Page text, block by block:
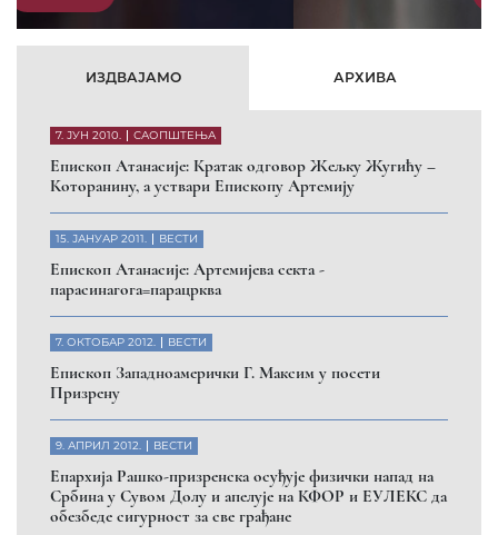
ИЗДВАЈАМО АРХИВА
7. ЈУН 2010. САОПШТЕЊА
Eпископ Атанасије: Кратак одговор Жељку Жугићу –
Которанину, а уствари Епископу Артемију
15. ЈАНУАР 2011. ВЕСТИ
Eпископ Атанасије: Артемијева секта -
парасинагога=парацрква
7. ОКТОБАР 2012. ВЕСТИ
Eпископ Западноамерички Г. Максим у посети
Призрену
9. АПРИЛ 2012. ВЕСТИ
Eпархија Рашко-призренска осуђује физички напад на
Србина у Сувом Долу и апелује на КФОР и ЕУЛЕКС да
обезбеде сигурност за све грађане